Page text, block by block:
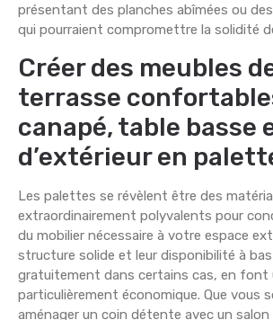
présentant des planches abîmées ou
qui pourraient compromettre la solidité
Créer des meubles
terrasse
canapé, table basse
d’extérieur en
Les palettes se révèlent être des
extraordinairement polyvalents pour
du mobilier nécessaire à votre espace
structure solide et leur disponibilité à
gratuitement dans certains cas, en font
particulièrement économique. Que vous
aménager un coin détente avec un